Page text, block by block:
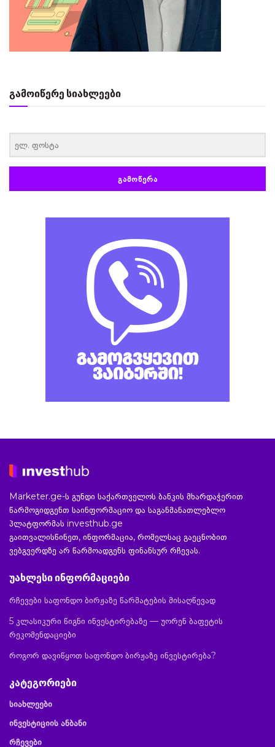
გამოიწერე სიახლეები
ᲒᲐᲛᲝᲬᲔᲠᲐ
Marketer.ge-ს გუნდი საქართველოს ბანკის მხარდაჭერით
წარმოგიდგენთ საინფორმაციო და საგანმანათლებლო
პლატფორმას investhub.ge
გაითვალისწინეთ, ინფორმაცია, რომელსაც გაეცნობით
ვებგვერდზე არ წარმოადგენს ფინანსურ რჩევას.
უახლესი ინფორმაციები
რჩევები საფონდო ბირჟაზე წარმატების მისაღწევად
5 კლასიკური წიგნი ინვესტირებაზე — უორენ ბაფეტის
რეკომენდაციები
როგორ დავიწყოთ საფონდო ბირჟაზე ინვესტირება?
კატეგორიები
სიახლეები
ინვესტიციის ანბანი
რჩევები